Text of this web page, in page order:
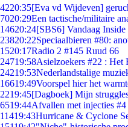
4220:35[Eva vd Wijdeven]
7020:29Een tactische/militaire
14620:24[SBS6] Vandaag
23820:22Speciaalbieren #80:
1520:17Radio 2 #145 Ruud 66
24719:58Asielzoekers #22 : Het
24219:53Nederlandstalige
16619:49Voorspel hier het
2219:45[Dagboek] Mijn
6519:44Afvallen met injecties #4
11419:43Hurricane & Cyclone